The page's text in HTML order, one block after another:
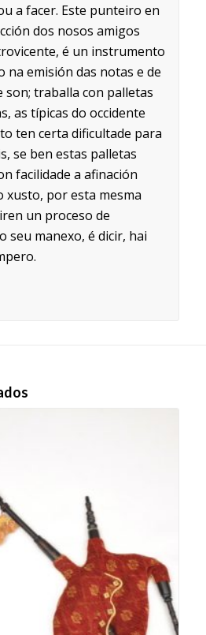
a facer. Este punteiro en
dos nosos amigos
é un instrumento
na emisión das notas e de
traballa con palletas
as típicas do occidente
ten certa dificultade para
se ben estas palletas
facilidade a afinación
xusto, por esta mesma
un proceso de
seu manexo, é dicir, hai